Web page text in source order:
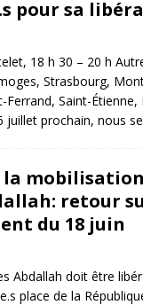
pour sa
18 h 30 – 20 h
Strasbourg,
Saint-Étienne,
prochain, nous
retour
du 18 juin
Abdallah doit être
place de la